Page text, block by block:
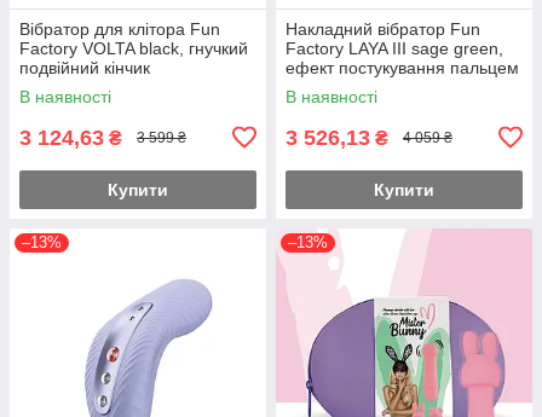
Вібратор для клітора Fun
Factory VOLTA black, гнучкий
подвійний кінчик
В наявності
3 124,63 ₴ 3 599 ₴
Купити
Накладний вібратор Fun
Factory LAYA III sage green,
ефект постукування пальцем
В наявності
3 526,13 ₴ 4 059 ₴
Купити
–13% –13%